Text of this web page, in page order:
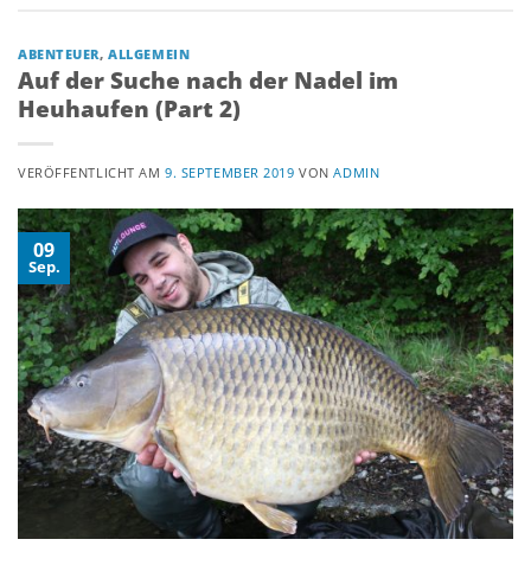
ABENTEUER,ALLGEMEIN
Auf der Suche nach der Nadel im
Heuhaufen (Part 2)
VERÖFFENTLICHT AM9. SEPTEMBER 2019 VONADMIN
09
Sep.